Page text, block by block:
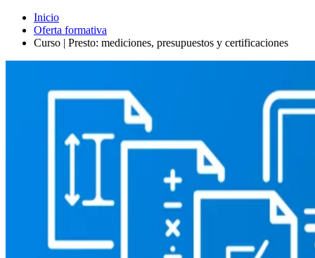
Inicio
Oferta formativa
Curso | Presto: mediciones, presupuestos y certificaciones